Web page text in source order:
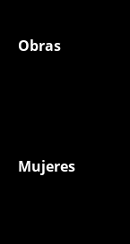
Obras
Mujeres